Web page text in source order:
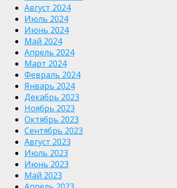
Август 2024
Июль 2024
Июнь 2024
Май 2024
Апрель 2024
Март 2024
Февраль 2024
Январь 2024
Декабрь 2023
Ноябрь 2023
Октябрь 2023
Сентябрь 2023
Август 2023
Июль 2023
Июнь 2023
Май 2023